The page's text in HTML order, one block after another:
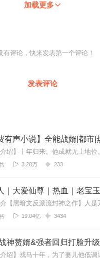
加载更多
有评论，快来发表第一个评论！
发表评论
3.28万 233
19.04亿 3434
神赘婿&强者回归打脸升级